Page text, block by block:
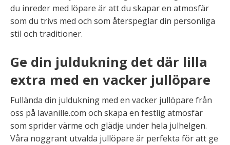
du inreder med löpare är att du skapar en atmosfär
som du trivs med och som återspeglar din personliga
stil och traditioner.
Ge din juldukning det där lilla
extra med en vacker jullöpare
Fullända din juldukning med en vacker jullöpare från
oss på lavanille.com och skapa en festlig atmosfär
som sprider värme och glädje under hela julhelgen.
Våra noggrant utvalda jullöpare är perfekta för att ge